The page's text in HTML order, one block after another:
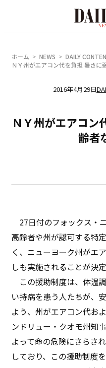
ホーム NEWS
DAILY
ＮＹ州がエアコン代を負担 暑さに
2016年4月29日
ＮＹ州がエアコン
齢者
27日付のフォックス・
高齢者や州が認可する特
く、ニューヨーク州がエ
しも実施されることが決定
この援助制度は、体温
い持病を患う人たちが、
よう、州がエアコン代お
ンドリュー・クオモ州知
よって命の危険にさらさ
しており、この援助制度